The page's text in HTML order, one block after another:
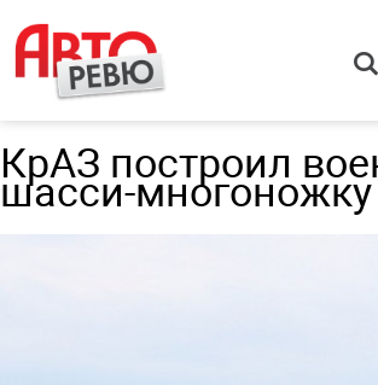
s
КрАЗ построил
шасси-многоножку